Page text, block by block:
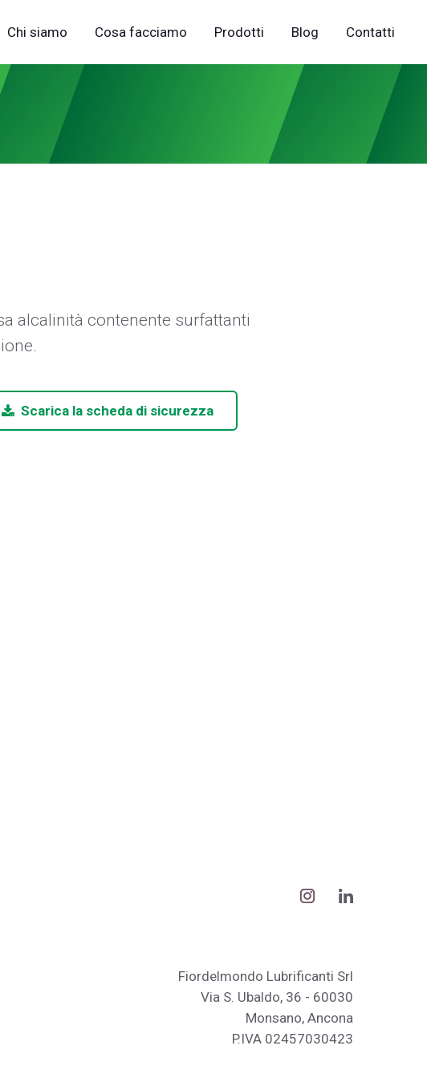
Chi siamo Cosa facciamo Prodotti Blog Contatti
alcalinità contenente surfattanti
Scarica la scheda di sicurezza
Fiordelmondo Lubrificanti Srl
Via S. Ubaldo, 36 - 60030
Monsano, Ancona
P.IVA 02457030423